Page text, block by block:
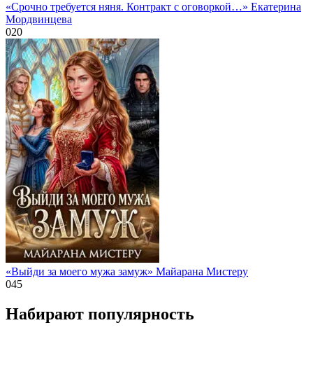
«Срочно требуется няня. Контракт с оговоркой…» Екатерина
Мордвинцева
020
«Выйди за моего мужа замуж» Майарана Мистеру
045
Набирают популярность